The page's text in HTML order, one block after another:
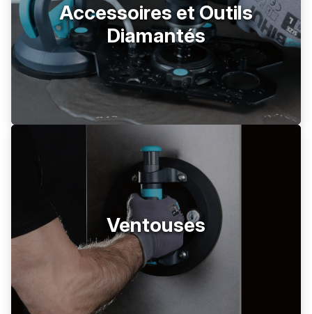
Accessoires et Outils
Diamantés
Ventouses